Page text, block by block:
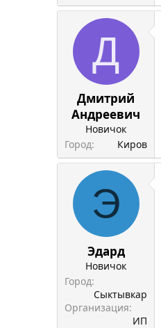
Д
Дмитрий
Андреевич
Новичок
Город
Киров
Э
Эдард
Новичок
Город
Сыктывкар
Организация
ИП